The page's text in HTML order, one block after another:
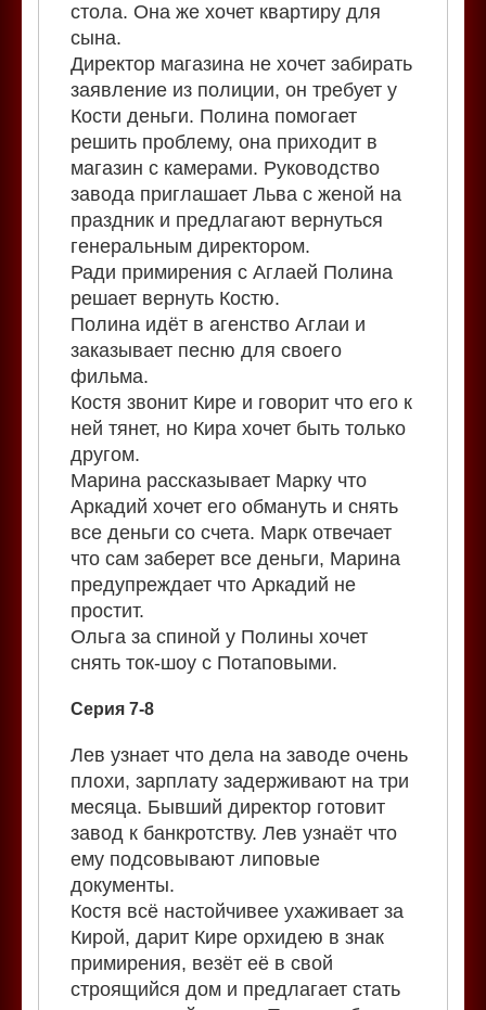
стола. Она же хочет квартиру для
сына.
Директор магазина не хочет забирать
заявление из полиции, он требует у
Кости деньги. Полина помогает
решить проблему, она приходит в
магазин с камерами. Руководство
завода приглашает Льва с женой на
праздник и предлагают вернуться
генеральным директором.
Ради примирения с Аглаей Полина
решает вернуть Костю.
Полина идёт в агенство Аглаи и
заказывает песню для своего
фильма.
Костя звонит Кире и говорит что его к
ней тянет, но Кира хочет быть только
другом.
Марина рассказывает Марку что
Аркадий хочет его обмануть и снять
все деньги со счета. Марк отвечает
что сам заберет все деньги, Марина
предупреждает что Аркадий не
простит.
Ольга за спиной у Полины хочет
снять ток-шоу с Потаповыми.
Серия 7-8
Лев узнает что дела на заводе очень
плохи, зарплату задерживают на три
месяца. Бывший директор готовит
завод к банкротству. Лев узнаёт что
ему подсовывают липовые
документы.
Костя всё настойчивее ухаживает за
Кирой, дарит Кире орхидею в знак
примирения, везёт её в свой
строящийся дом и предлагает стать